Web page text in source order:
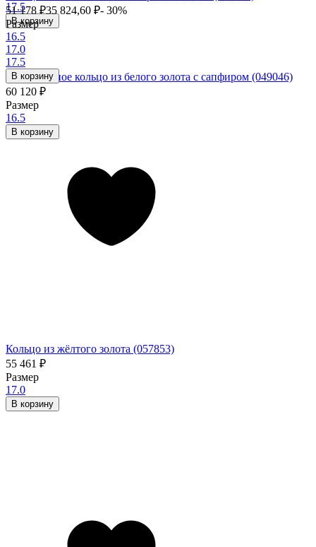
17.5
В корзину
Помолвочное кольцо из белого золота с сапфиром (049046)
60 120 ₽
Размер
16.5
В корзину
51 178 ₽35 824,60 ₽- 30%
Размер
16.5
17.0
17.5
В корзину
Кольцо из жёлтого золота (057853)
55 461 ₽
Размер
17.0
В корзину